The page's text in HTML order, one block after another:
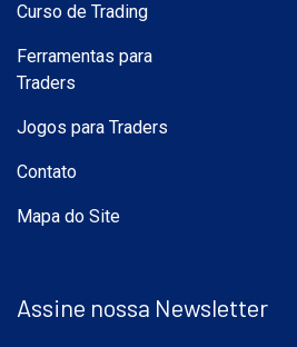
Curso de Trading
Ferramentas para
Traders
Jogos para Traders
Contato
Mapa do Site
Assine nossa Newsletter